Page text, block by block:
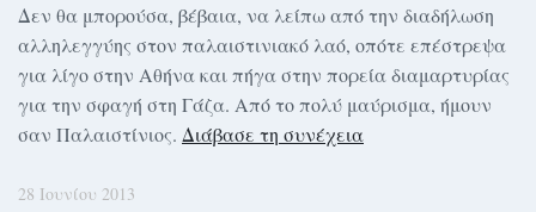
Δεν θα μπορούσα, βέβαια, να λείπω από την διαδήλωση
αλληλεγγύης στον παλαιστινιακό λαό, οπότε επέστρεψα
για λίγο στην Αθήνα και πήγα στην πορεία διαμαρτυρίας
για την σφαγή στη Γάζα. Από το πολύ μαύρισμα, ήμουν
σαν Παλαιστίνιος. Διάβασε τη συνέχεια
28 Ιουνίου 2013